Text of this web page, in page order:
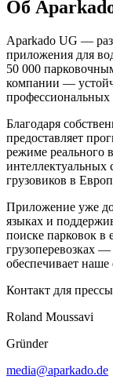
Об
Aparkado UG —
приложения для
50 000
компании —
профессиональных
Благодаря
предоставляет
режиме реального
интеллектуальных
грузовиков в
Приложение уже
языках и
поиске парковок в
грузоперевозках
обеспечивает наше
Контакт для прессы
Roland Moussavi
Gründer
media@aparkado.de